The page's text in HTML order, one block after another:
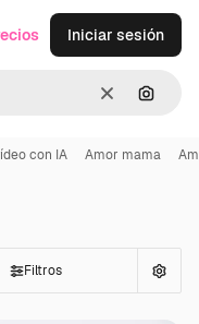
Borrar
Iniciar sesión
con IA Amor mama
Filtros